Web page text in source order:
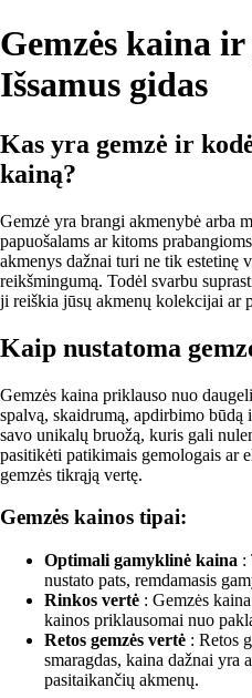
Gemzės kaina
Išsamus gidas
Kas yra gemzė ir
kainą?
Gemzė yra brangi akmenybė arba
papuošalams ar kitoms
akmenys dažnai turi ne tik estetinę
reikšmingumą. Todėl svarbu
ji reiškia jūsų akmenų kolekcijai ar
Kaip nustatoma
Gemzės kaina priklauso nuo
spalvą, skaidrumą, apdirbimo
savo unikalų bruožą, kuris gali
pasitikėti patikimais gemologais ar
gemzės tikrąją vertę.
Gemzės kainos tipai:
Optimali gamyklinė kaina :
nustato pats, remdamasis
Rinkos vertė : Gemzės
kainos priklausomai nuo
Retos gemzės vertė : Retos
smaragdas, kaina dažnai yra
pasitaikančių akmenų.